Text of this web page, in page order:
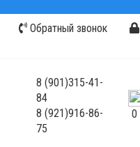
Обратный звонок
8(901)315-41-
84
8(921)916-86-
75
0